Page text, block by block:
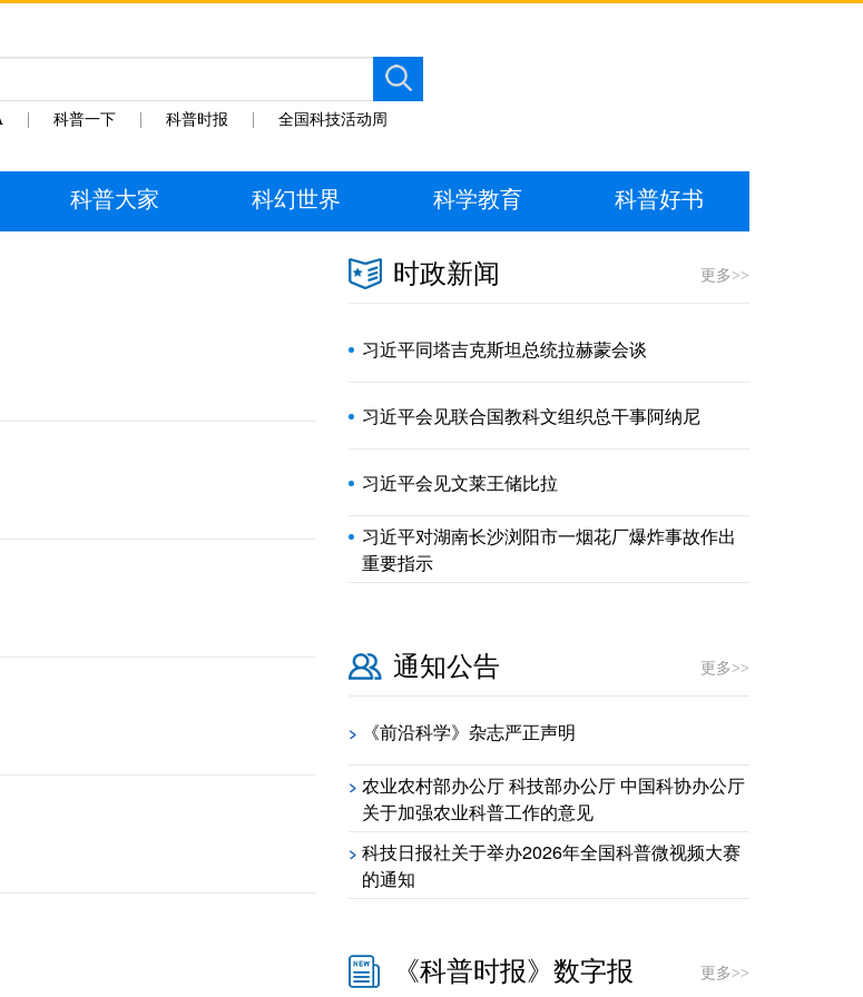
科普一下 科普时报 全国科技活动周
科普大家 科幻世界 科学教育 科普好书
时政新闻 更多>>
习近平同塔吉克斯坦总统拉赫蒙会谈
习近平会见联合国教科文组织总干事阿纳尼
习近平会见文莱王储比拉
习近平对湖南长沙浏阳市一烟花厂爆炸事故作出
重要指示
通知公告 更多>>
> 《前沿科学》杂志严正声明
> 农业农村部办公厅 科技部办公厅 中国科协办公厅
关于加强农业科普工作的意见
> 科技日报社关于举办2026年全国科普微视频大赛
的通知
《科普时报》数字报 更多>>